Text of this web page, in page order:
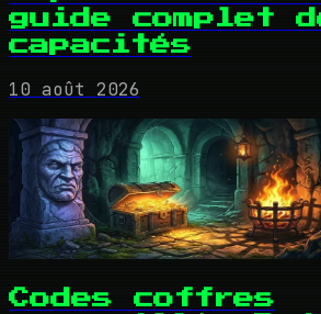
guide complet
capacités
10 août 2026
Codes coffres